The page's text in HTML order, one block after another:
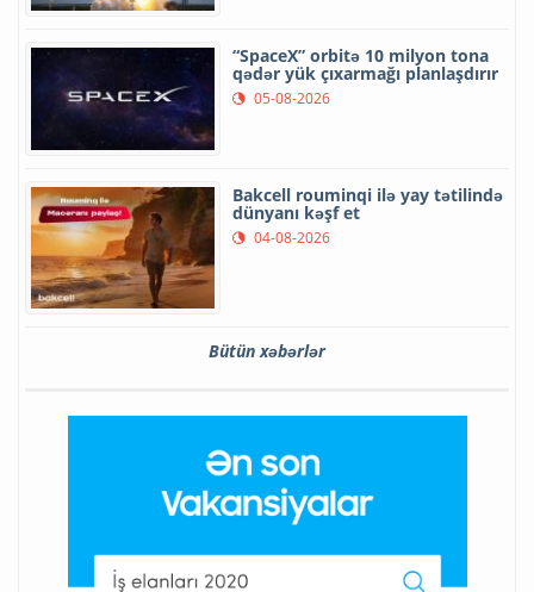
“SpaceX” orbitə 10 milyon tona
qədər yük çıxarmağı planlaşdırır
05-08-2026
Bakcell rouminqi ilə yay tətilində
dünyanı kəşf et
04-08-2026
Bütün xəbərlər